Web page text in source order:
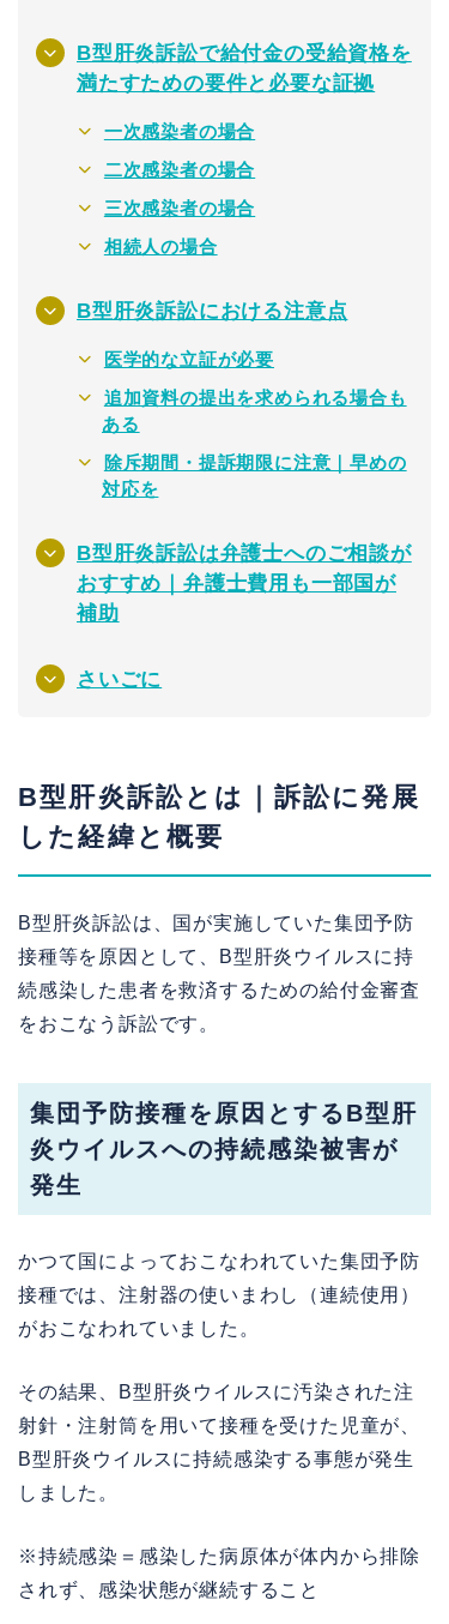
B型肝炎訴訟で給付金の受給資格を
満たすための要件と必要な証拠
一次感染者の場合
二次感染者の場合
三次感染者の場合
相続人の場合
B型肝炎訴訟における注意点
医学的な立証が必要
追加資料の提出を求められる場合も
ある
除斥期間・提訴期限に注意｜早めの
対応を
B型肝炎訴訟は弁護士へのご相談が
おすすめ｜弁護士費用も一部国が
補助
さいごに
B型肝炎訴訟とは｜訴訟に発展
した経緯と概要
B型肝炎訴訟は、国が実施していた集団予防
接種等を原因として、B型肝炎ウイルスに持
続感染した患者を救済するための給付金審査
をおこなう訴訟です。
集団予防接種を原因とするB型肝
炎ウイルスへの持続感染被害が
発生
かつて国によっておこなわれていた集団予防
接種では、注射器の使いまわし（連続使用）
がおこなわれていました。
その結果、B型肝炎ウイルスに汚染された注
射針・注射筒を用いて接種を受けた児童が、
B型肝炎ウイルスに持続感染する事態が発生
しました。
※持続感染＝感染した病原体が体内から排除
されず、感染状態が継続すること